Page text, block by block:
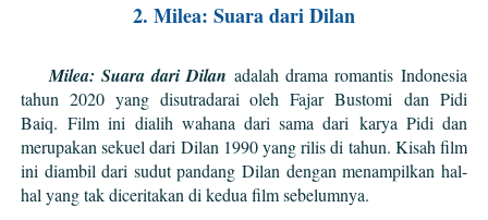
2. Milea: Suara dari Dilan
Milea: Suara dari Dilan adalah drama romantis Indonesia
tahun 2020 yang disutradarai oleh Fajar Bustomidan Pidi
Baiq.Film ini dialih wahana dari sama dari karya Pidi dan
merupakan sekuel dari Dilan 1990 yang rilis di tahun. Kisah film
ini diambil dari sudut pandang Dilan dengan menampilkan hal-
hal yang tak diceritakan di kedua film sebelumnya.